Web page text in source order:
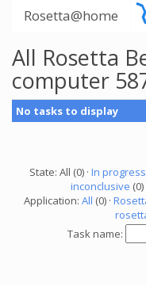
Rosetta@home
All Rosetta
computer
No tasks to display
State: All (0) · In progress
inconclusive (0)
Application: All (0) ·
Task name: